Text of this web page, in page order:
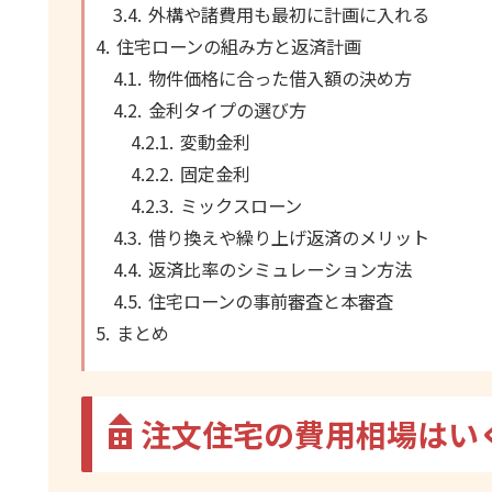
外構や諸費用も最初に計画に入れる
住宅ローンの組み方と返済計画
物件価格に合った借入額の決め方
金利タイプの選び方
変動金利
固定金利
ミックスローン
借り換えや繰り上げ返済のメリット
返済比率のシミュレーション方法
住宅ローンの事前審査と本審査
まとめ
注文住宅の費用相場はい